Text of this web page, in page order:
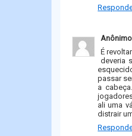
Anônimo
É
deveria
passar
a
ali uma
distrair